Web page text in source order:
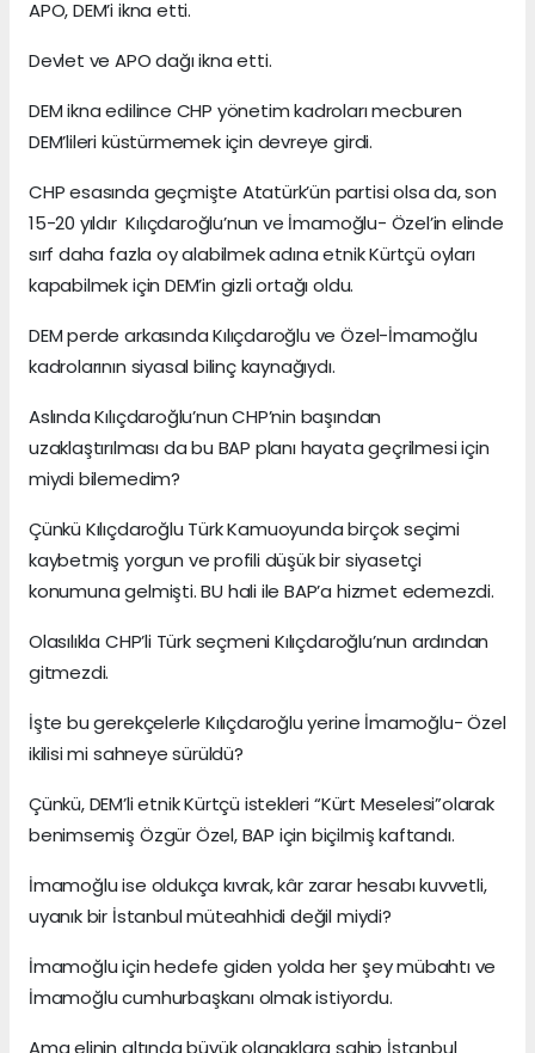
APO, DEM’i ikna etti.
Devlet ve APO dağı ikna etti.
DEM ikna edilince CHP yönetim kadroları mecburen
DEM’lileri küstürmemek için devreye girdi.
CHP esasında geçmişte Atatürk’ün partisi olsa da, son
15-20 yıldır Kılıçdaroğlu’nun ve İmamoğlu- Özel’in elinde
sırf daha fazla oy alabilmek adına etnik Kürtçü oyları
kapabilmek için DEM’in gizli ortağı oldu.
DEM perde arkasında Kılıçdaroğlu ve Özel-İmamoğlu
kadrolarının siyasal bilinç kaynağıydı.
Aslında Kılıçdaroğlu’nun CHP’nin başından
uzaklaştırılması da bu BAP planı hayata geçrilmesi için
miydi bilemedim?
Çünkü Kılıçdaroğlu Türk Kamuoyunda birçok seçimi
kaybetmiş yorgun ve profili düşük bir siyasetçi
konumuna gelmişti. BU hali ile BAP’a hizmet edemezdi.
Olasılıkla CHP’li Türk seçmeni Kılıçdaroğlu’nun ardından
gitmezdi.
İşte bu gerekçelerle Kılıçdaroğlu yerine İmamoğlu- Özel
ikilisi mi sahneye sürüldü?
Çünkü, DEM’li etnik Kürtçü istekleri “Kürt Meselesi”olarak
benimsemiş Özgür Özel, BAP için biçilmiş kaftandı.
İmamoğlu ise oldukça kıvrak, kâr zarar hesabı kuvvetli,
uyanık bir İstanbul müteahhidi değil miydi?
İmamoğlu için hedefe giden yolda her şey mübahtı ve
İmamoğlu cumhurbaşkanı olmak istiyordu.
Ama elinin altında büyük olanaklara sahip İstanbul